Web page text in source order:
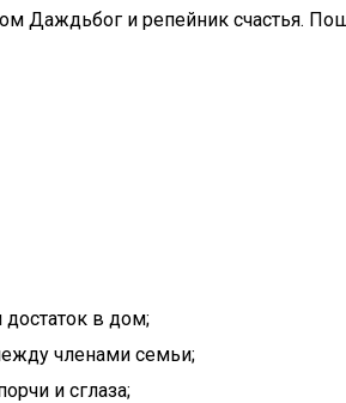
Даждьбог и репейник счастья.
достаток в дом;
членами семьи;
и сглаза;